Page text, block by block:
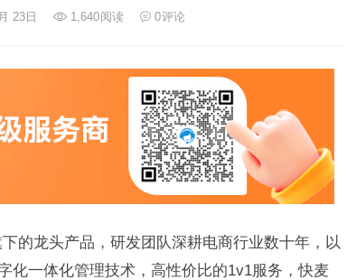
23日 1,640阅读 0评论
的龙头产品，研发团队深耕电商行业数十年，以
化一体化管理技术，高性价比的1v1服务，快麦